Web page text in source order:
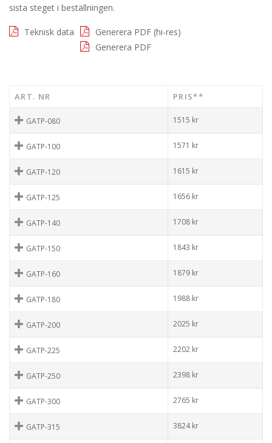
sista steget i beställningen.
Teknisk data
Generera PDF (hi-res)
Generera PDF
ART. NR PRIS**
GATP-080 1515 kr
GATP-100 1571 kr
GATP-120 1615 kr
GATP-125 1656 kr
GATP-140 1708 kr
GATP-150 1843 kr
GATP-160 1879 kr
GATP-180 1988 kr
GATP-200 2025 kr
GATP-225 2202 kr
GATP-250 2398 kr
GATP-300 2765 kr
GATP-315 3824kr